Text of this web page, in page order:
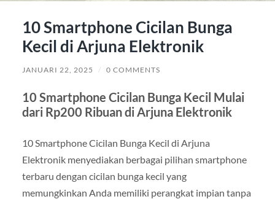
10 Smartphone Cicilan Bunga
Kecil di Arjuna Elektronik
JANUARI 22, 2025 / 0 COMMENTS
10 Smartphone Cicilan Bunga Kecil Mulai
dari Rp200 Ribuan di Arjuna Elektronik
10 Smartphone Cicilan Bunga Kecil di Arjuna
Elektronik menyediakan berbagai pilihan smartphone
terbaru dengan cicilan bunga kecil yang
memungkinkan Anda memiliki perangkat impian tanpa